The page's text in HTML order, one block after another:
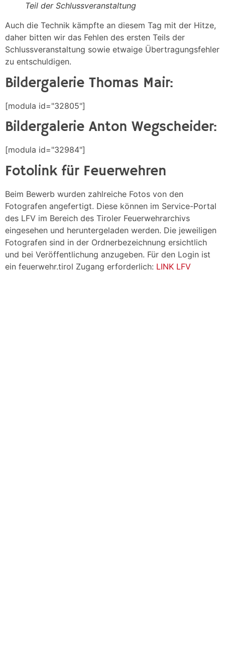
Teil der Schlussveranstaltung
Auch die Technik kämpfte an diesem Tag mit der Hitze,
daher bitten wir das Fehlen des ersten Teils der
Schlussveranstaltung sowie etwaige Übertragungsfehler
zu entschuldigen.
Bildergalerie Thomas Mair:
[modula id="32805"]
Bildergalerie Anton Wegscheider:
[modula id="32984"]
Fotolink für Feuerwehren
Beim Bewerb wurden zahlreiche Fotos von den
Fotografen angefertigt. Diese können im Service-Portal
des LFV im Bereich des Tiroler Feuerwehrarchivs
eingesehen und heruntergeladen werden. Die jeweiligen
Fotografen sind in der Ordnerbezeichnung ersichtlich
und bei Veröffentlichung anzugeben. Für den Login ist
ein feuerwehr.tirol Zugang erforderlich: LINK LFV